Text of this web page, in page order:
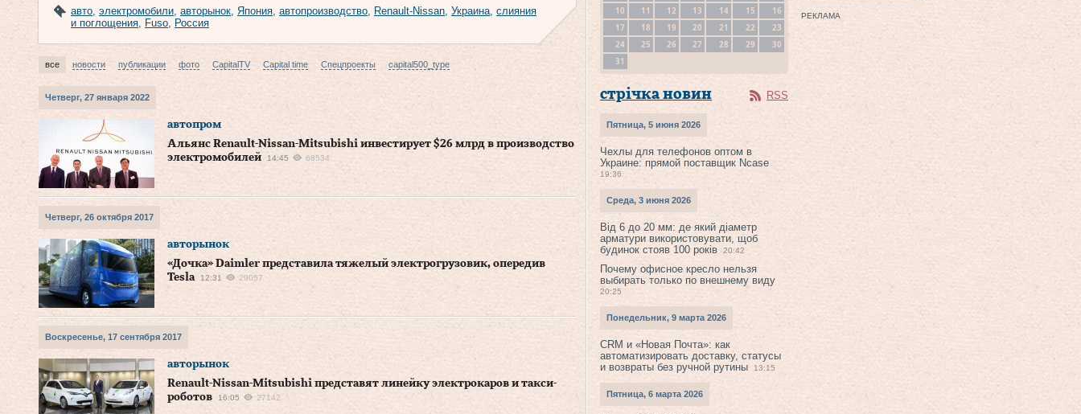
авто, электромобили, авторынок, Япония, автопроизводство, Renault-Nissan, Украина, слияния
и поглощения, Fuso, Россия
все новости публикации фото CapitalTV Capital time Спецпроекты capital500_type
Четверг, 27 января 2022
автопром
Альянс Renault-Nissan-Mitsubishi инвестирует $26 млрд в производство
электромобилей
14:45 68534
Четверг, 26 октября 2017
авторынок
«Дочка» Daimler представила тяжелый электрогрузовик, опередив
Tesla
12:31 29057
Воскресенье, 17 сентября 2017
авторынок
Renault-Nissan-Mitsubishi представят линейку электрокаров и такси-
роботов
16:05 27142
10
11 12 13 14 15
16
17
18 19 20 21 22
23
24
25 26 27 28 29
30
31
стрічка новин RSS
Пятница, 5 июня 2026
Чехлы для телефонов оптом в
Украине: прямой поставщик Ncase
19:36
Среда, 3 июня 2026
Від 6 до 20 мм: де який діаметр
арматури використовувати, щоб
будинок стояв 100 років
20:42
Почему офисное кресло нельзя
выбирать только по внешнему виду
20:25
Понедельник, 9 марта 2026
CRM и «Новая Почта»: как
автоматизировать доставку, статусы
и возвраты без ручной рутины
13:15
Пятница, 6 марта 2026
РЕКЛАМА